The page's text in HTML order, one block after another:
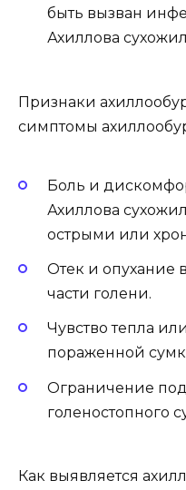
быть вызван
Ахиллова
Признаки
симптомы
Боль и
Ахиллова
острыми или
Отек и опухание
части голени.
Чувство тепла
пораженной
Ограничение
голеностопного
Как выявляется